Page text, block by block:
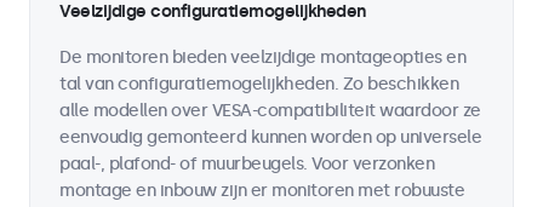
Veelzijdige configuratiemogelijkheden
De monitoren bieden veelzijdige montageopties en
tal van configuratiemogelijkheden. Zo beschikken
alle modellen over VESA-compatibiliteit waardoor ze
eenvoudig gemonteerd kunnen worden op universele
paal-, plafond- of muurbeugels. Voor verzonken
montage en inbouw zijn er monitoren met robuuste